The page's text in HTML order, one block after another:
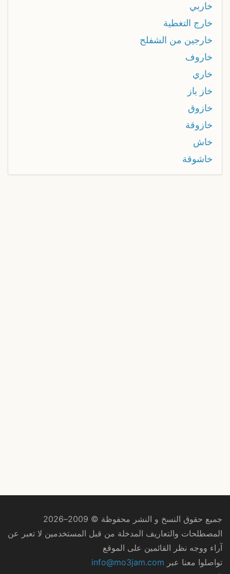
خاربي
خارج التغطية
خارجين من الشفلح
خاروف
خاري
خاز باز
خازوق
خازوقة
خاش
خاشوقة
جميع حقوق النسخ و النشر محفوظة © 2009–2026
المصطلحات والتعاريف المدخلة من قبل المستخدمين لا تعبر عن
آراء ووجه نظر القائمين على الموقع
تواصلوا معنا عبر info@mo3jam.com